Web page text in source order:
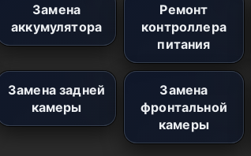
Замена
аккумулятора
Ремонт
контроллера
питания
Замена задней
камеры
Замена
фронтальной
камеры